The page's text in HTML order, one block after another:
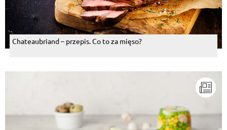
Chateaubriand – przepis. Co to za mięso?